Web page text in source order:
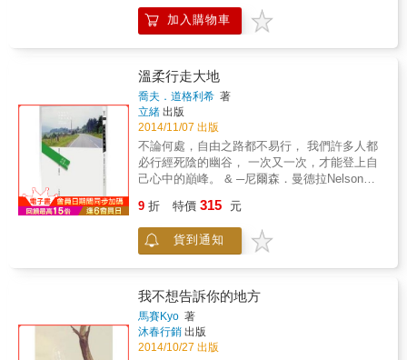
可救藥地懷念家鄉菜，在作者的73道食物中，
我們彷彿也跟著作者進行了一趟環遊世界之
旅。 & 《日本．一路騎下去》 & 為回應心中
「不去會死！」的吶喊，石田裕輔毅然騎向壯
闊的未知世界。一路上蹲過世界上「最危險的
廁所」，入眼「最美的星空」，一日三餐盡是
「用洗臉盆吃羊肉飯」這類奇遇&hellip;&hellip;
我們參與了現實中牧羊少年追夢的故事。 & 離
國7年半、踏遍世界87國之後 石田裕輔再次上
路 帶著看遍世界的眼睛回到沸騰心中的原鄉！
& 不同的是，石田裕輔以一趟旅程的終點作為
另一趟旅程的起點。好不容易跨上鐵馬再次出
發的他，選擇了騎在故鄉&mdash;&mdash;日
本。 & 看遍稀世絕景的歸國遊子，會以何種眼
光看自己的國家？吃過阿拉斯加現釣帝王鮭，
&hellip;&hellip;） & 魂牽夢縈、在腦中勾勒千
百遍的日本原風景；以文化人類學觀點和誠摯
態度飛快騎向「樂園」小島（昔日花街柳巷）
後的慘痛真相；再次上路感受體力明顯衰退的
立超過千年的古都、神聖的朝覲聖地、埋葬千
百年祕密的金字塔&hellip;&hellip;，精美圖片收
藏，將這100個最具有魅力的世界文化之地納入
你即將啟程的行程裡吧！ ＊全球最美的100個
古城資訊全收錄 收錄世界百大著名古城故事，
深入了解美麗古蹟的背後有著多麼引人入勝的
歷史故事。完整了解相關知識，培養對人文歷
史和旅遊的興趣，收藏最齊全的資訊以增廣見
聞。搭配內容，以各種圖說進行知識補充。
例如司馬遷、李白、杜甫、徐霞客、馬可波
羅、赫曼赫塞，作品雖然不能與這些大賢相
美」。這是作品的第三項特色。 《銀色遊踪》
的遊記內容可區分為「典雅歐洲」、「新興澳
洲」、「古典神州」三部分，足跡遍布歐洲、
澳洲及中國大陸各地。歐洲、中國恰好是世界
兩大文化 區域，都擁有豐富的人文與自然景
觀。中國大陸部分包含山東、山西、中原訪古
行、成都、杭州、桂林、澳門與海南島，其中
尤以山西、成都（母親的出生地）、澳 門︵多
元文化對於臺灣民眾較為陌生︶，可讀性很
國）、義大利，而由歐洲人後裔所建立的澳大
利亞也將帶給讀友不同 的震撼。其他的地區則
請看母親的另兩本遊記（《藍天鐘聲》、《金
色遊》）。最後，祝福各位讀友在穿梭於字裡
行間與美麗圖片之餘，找到您的快樂天堂。
加入購物車
溫柔行走大地
喬夫．道格利希 著
立緒 出版
2014/11/07 出版
不論何處，自由之路都不易行， 我們許多人都
必行經死陰的幽谷， 一次又一次，才能登上自
己心中的巔峰。 & ─尼爾森．曼德拉Nelson
（Robin Island）之囚 & 生活，就是在你忙著
別的算計時發生在你當下的事。 & ─約翰．藍
儂John Lennon & 高素質生態人文社區的生活
現在最意料不到的地方。」作者為自己充滿驚
嘆號的大半生下了最佳註解――親訪南非種族
戰爭的記者、迷戀極速刺激的賽車手、征服世
界最高峰的探險家、跨越非洲的壯遊者、帶領
9 折 特價 315 元
貨到通知
我不想告訴你的地方
馬賽Kyo 著
沐春行銷 出版
2014/10/27 出版